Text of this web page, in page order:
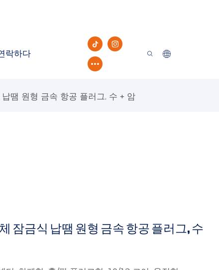
락하다
땜 원형 금속 항공 플러그, 수 + 암
체 잠금식 납땜 원형 금속 항공 플러그, 수